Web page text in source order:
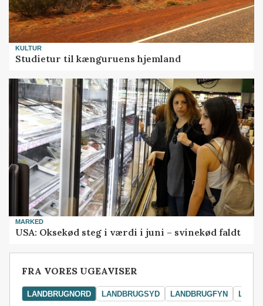
KULTUR
Studietur til kænguruens hjemland
MARKED
USA: Oksekød steg i værdi i juni – svinekød faldt
FRA VORES UGEAVISER
LANDBRUGNORD LANDBRUGSYD LANDBRUGFYN